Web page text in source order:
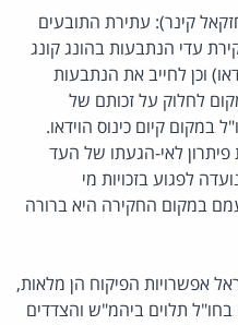
קינר): עתירת התובעים
עדי הנתבעות בהונג קונג
וכן לחייב את הנתבעות
לחלוק על זכותם של
במקום קיום כינוס הוידאו.
פיתרון לאי-הגעתו של העד
לפגוע בזכויות מי
במקום החקירה היא ברורה
אפשרויות הפיקוח הן מלאות,
בחו"ל תלוים ביהמ"ש והצדדים